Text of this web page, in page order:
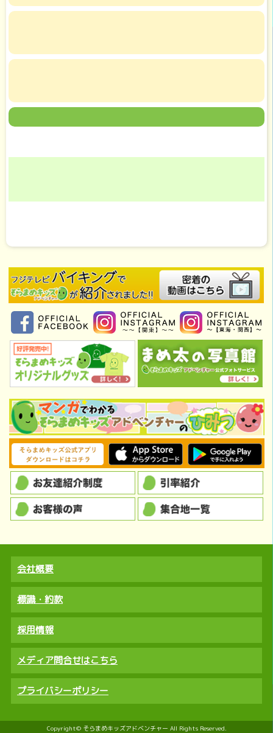
会社概要
標識・約款
採用情報
メディア問合せはこちら
プライバシーポリシー
Copyright© そらまめキッズアドベンチャー All Rights Reserved.